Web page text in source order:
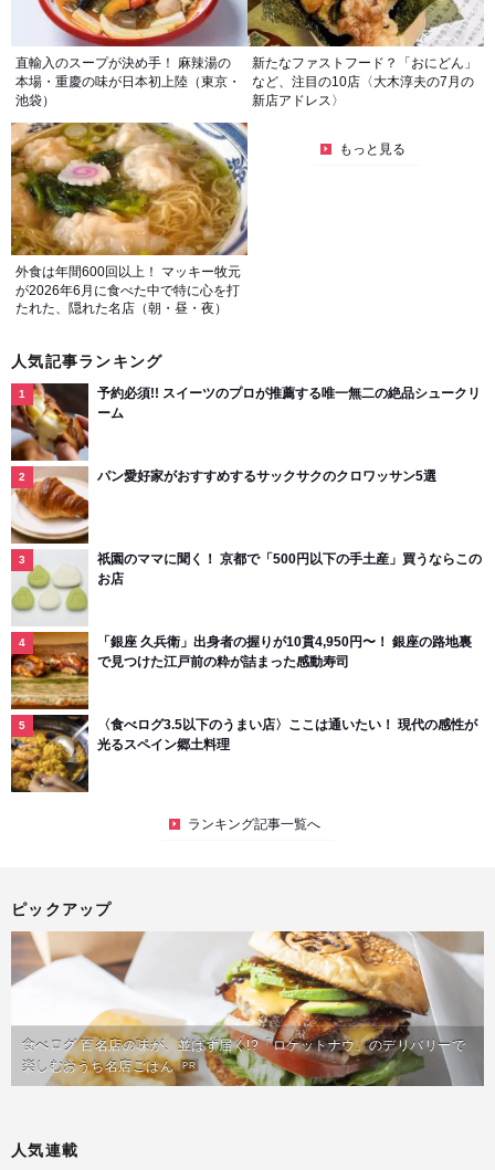
直輸入のスープが決め手！ 麻辣湯の
本場・重慶の味が日本初上陸（東京・
池袋）
新たなファストフード？「おにどん」
など、注目の10店〈大木淳夫の7月の
新店アドレス〉
外食は年間600回以上！ マッキー牧元
が2026年6月に食べた中で特に心を打
たれた、隠れた名店（朝・昼・夜）
もっと見る
人気記事ランキング
予約必須!! スイーツのプロが推薦する唯一無二の絶品シュークリ
ーム
パン愛好家がおすすめするサックサクのクロワッサン5選
祇園のママに聞く！ 京都で「500円以下の手土産」買うならこの
お店
「銀座 久兵衛」出身者の握りが10貫4,950円〜！ 銀座の路地裏
で見つけた江戸前の粋が詰まった感動寿司
〈食べログ3.5以下のうまい店〉ここは通いたい！ 現代の感性が
光るスペイン郷土料理
ランキング記事一覧へ
ピックアップ
食べログ 百名店の味が、並ばず届く!?「ロケットナウ」のデリバリーで
楽しむおうち名店ごはん PR
人気連載